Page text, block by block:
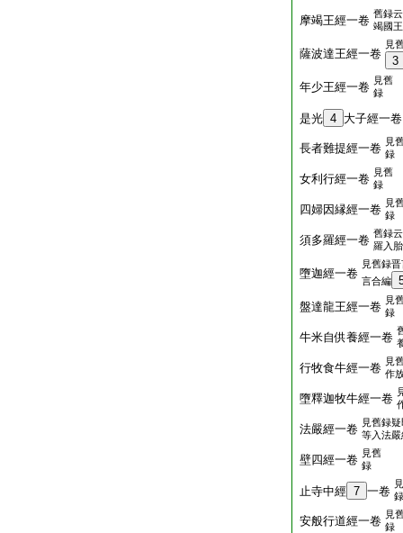
摩竭王經一卷 舊録
竭國
薩波達王經一卷
見
3
年少王經一卷 見舊
録
是光 4 大子經一卷
長者難提經一卷 見
録
女利行經一卷 見舊
録
四婦因縁經一卷 見
録
須多羅經一卷 舊録
羅入
墮迦經一卷
見舊録
言合編
盤達龍王經一卷 見
録
牛米自供養經一卷
行牧食牛經一卷 見
作
墮釋迦牧牛經一卷
法嚴經一卷 見舊録
等入法嚴
壁四經一卷 見舊
録
止寺中經 7 一卷 録
安般行道經一卷 見
録